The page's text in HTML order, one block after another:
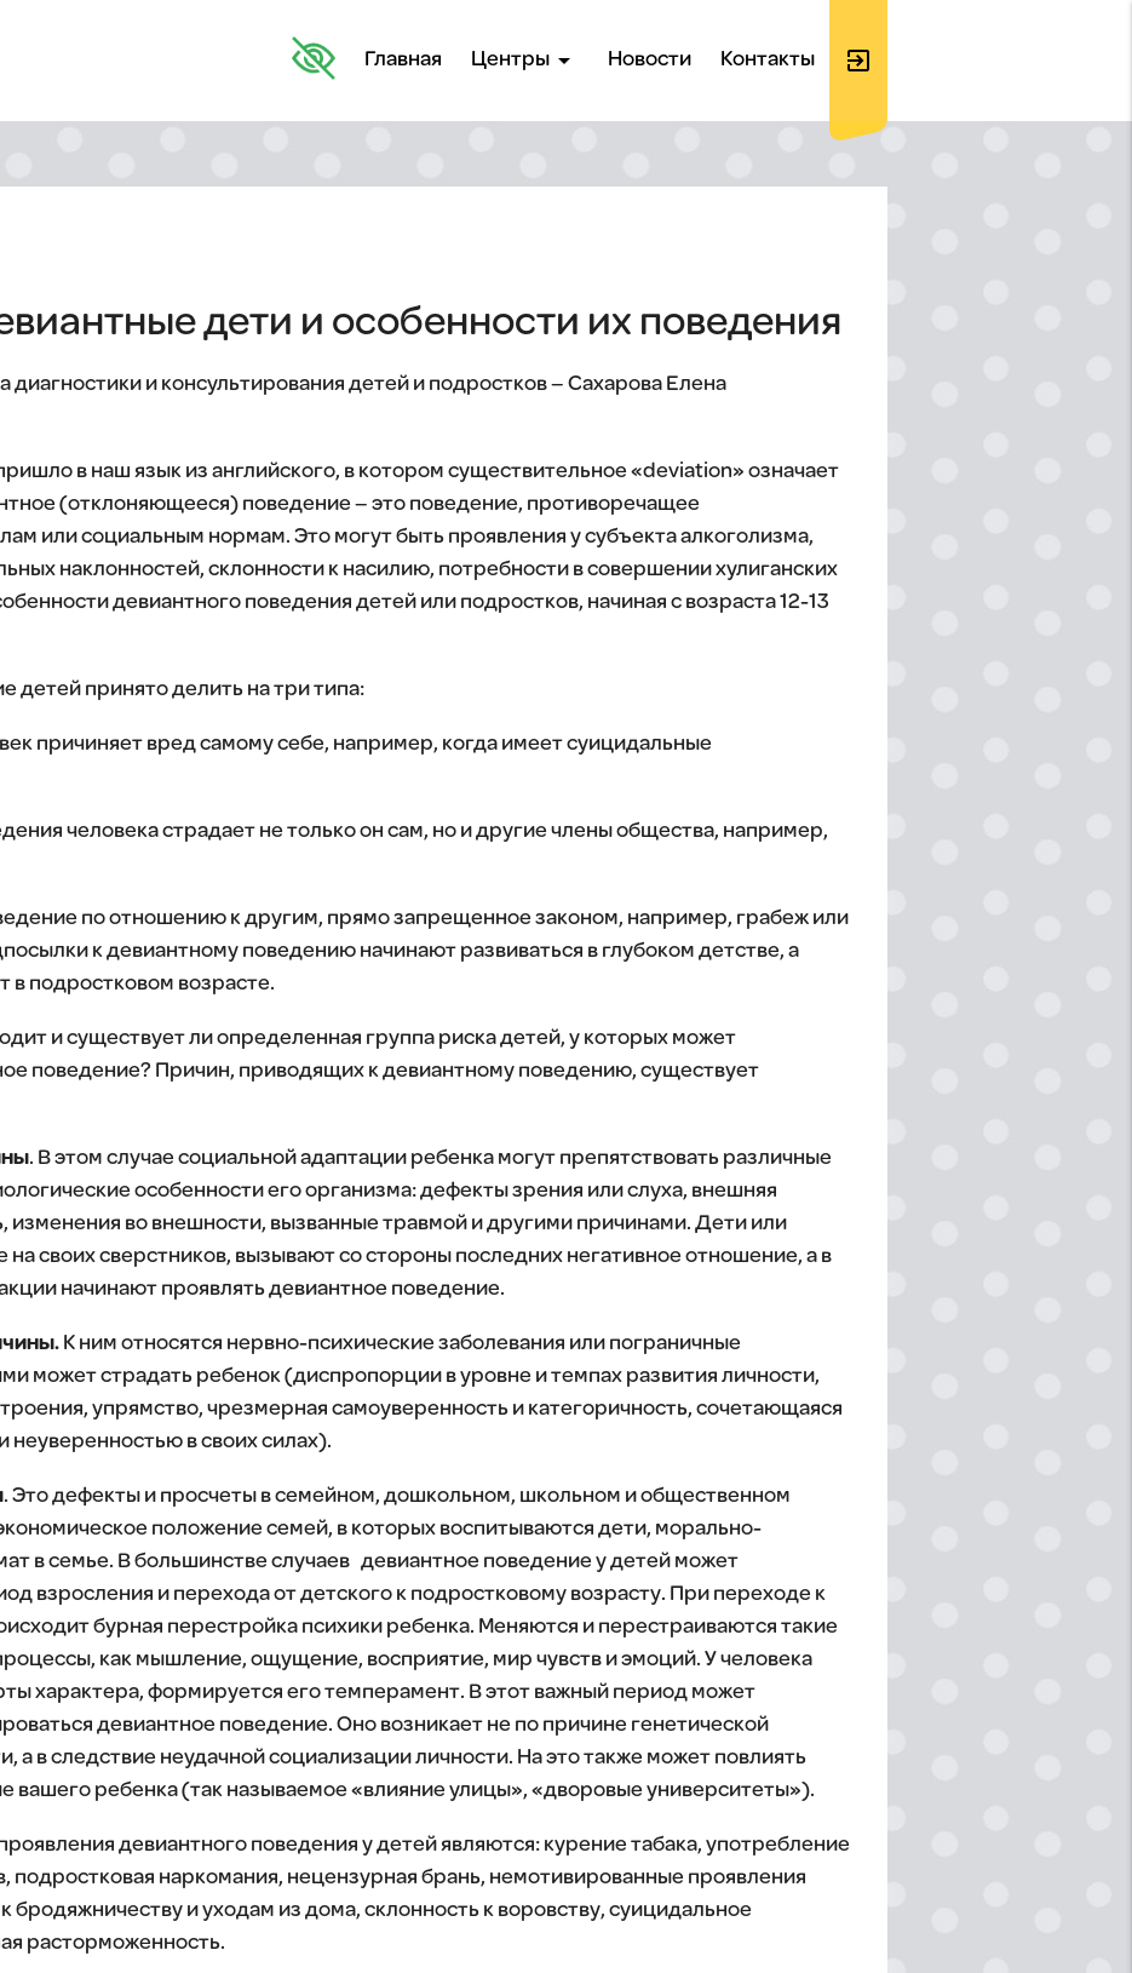
Главная Центры arrow_drop_down Новости Контакты exit_to_app
дети и особенности их поведения
диагностики и консультирования детей и подростков – Сахарова Елена
в наш язык из английского, в котором существительное «deviation» означает
(отклоняющееся) поведение – это поведение, противоречащее
или социальным нормам. Это могут быть проявления у субъекта алкоголизма,
наклонностей, склонности к насилию, потребности в совершении хулиганских
девиантного поведения детей или подростков, начиная с возраста 12-13
детей принято делить на три типа:
причиняет вред самому себе, например, когда имеет суицидальные
человека страдает не только он сам, но и другие члены общества, например,
по отношению к другим, прямо запрещенное законом, например, грабеж или
к девиантному поведению начинают развиваться в глубоком детстве, а
в подростковом возрасте.
и существует ли определенная группа риска детей, у которых может
поведение? Причин, приводящих к девиантному поведению, существует
. В этом случае социальной адаптации ребенка могут препятствовать различные
особенности его организма: дефекты зрения или слуха, внешняя
изменения во внешности, вызванные травмой и другими причинами. Дети или
на своих сверстников, вызывают со стороны последних негативное отношение, а в
начинают проявлять девиантное поведение.
К ним относятся нервно-психические заболевания или пограничные
может страдать ребенок (диспропорции в уровне и темпах развития личности,
упрямство, чрезмерная самоуверенность и категоричность, сочетающаяся
неуверенностью в своих силах).
. Это дефекты и просчеты в семейном, дошкольном, школьном и общественном
положение семей, в которых воспитываются дети, морально-
в семье. В большинстве случаев девиантное поведение у детей может
взросления и перехода от детского к подростковому возрасту. При переходе к
бурная перестройка психики ребенка. Меняются и перестраиваются такие
как мышление, ощущение, восприятие, мир чувств и эмоций. У человека
характера, формируется его темперамент. В этот важный период может
девиантное поведение. Оно возникает не по причине генетической
а в следствие неудачной социализации личности. На это также может повлиять
вашего ребенка (так называемое «влияние улицы», «дворовые университеты»).
девиантного поведения у детей являются: курение табака, употребление
подростковая наркомания, нецензурная брань, немотивированные проявления
бродяжничеству и уходам из дома, склонность к воровству, суицидальное
расторможенность.